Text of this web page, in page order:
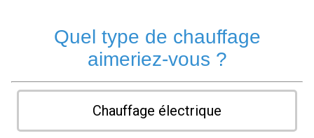
Quel type de chauffage
aimeriez-vous ?
Chauffage électrique